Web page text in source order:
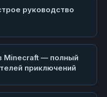
руководство
Minecraft — полный
приключений